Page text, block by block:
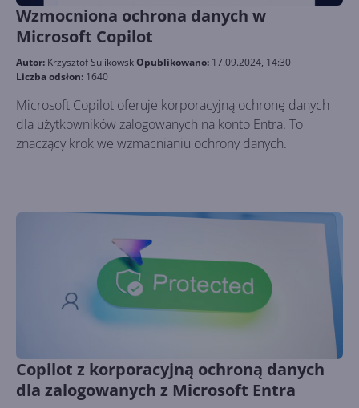
Wzmocniona ochrona danych w
Microsoft Copilot
Autor: Krzysztof SulikowskiOpublikowano: 17.09.2024, 14:30
Liczba odsłon: 1640
Microsoft Copilot oferuje korporacyjną ochronę danych
dla użytkowników zalogowanych na konto Entra. To
znaczący krok we wzmacnianiu ochrony danych.
Copilot z korporacyjną ochroną danych
dla zalogowanych z Microsoft Entra